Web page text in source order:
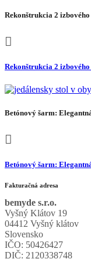
Rekonštrukcia 2
Rekonštrukcia 2
Betónový šarm:
Betónový šarm:
Fakturačná adresa
bemyde s.r.o.
Vyšný Klátov 19
04412 Vyšný klátov
Slovensko
IČO: 50426427
DIČ: 2120338748